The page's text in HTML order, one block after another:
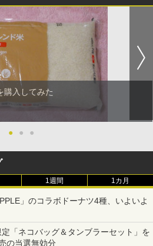
購入してみた
● ● ●
1週間 1カ月
」のコラボドーナツ4種、いよいよ
「ネコバッグ＆タンブラーセット」を
の当選無効分